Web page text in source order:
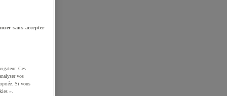
sans accepter
Ces
vos
Si vous
».